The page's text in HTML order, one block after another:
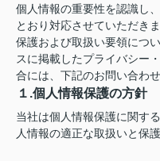
個人情報の重要性を認識し
とおり対応させていただき
保護および取扱い要領につ
スに掲載したプライバシー
合には、下記のお問い合わ
１.個人情報保護の方針
当社は個人情報保護に関す
人情報の適正な取扱いと保